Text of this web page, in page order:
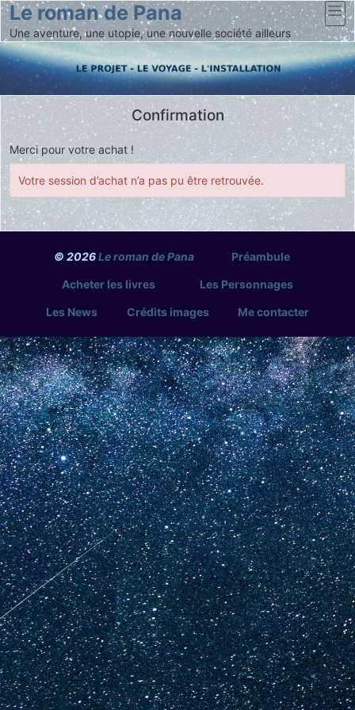
Le roman de Pana
Une aventure, une utopie, une nouvelle société ailleurs
Confirmation
Merci pour votre achat !
Votre session d’achat n’a pas pu être retrouvée.
© 2026Le roman de Pana Préambule
Acheter les livres Les Personnages
Les News Crédits images Me contacter